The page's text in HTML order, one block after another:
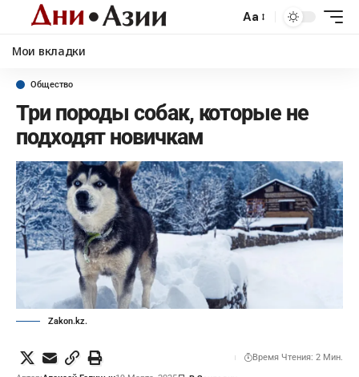
Aa
Мои вкладки
Общество
Три породы собак, которые не
подходят новичкам
Zakon.kz.
Время Чтения: 2 Мин.